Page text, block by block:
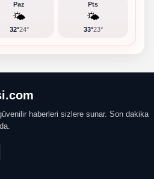
Paz
🌤️
32°24°
Pts
🌤️
33°23°
haberleri sizlere sunar. Son dakika